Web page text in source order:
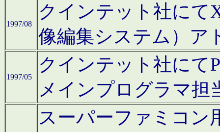
1997/08
クインテット社にて
像編集システム）ア
1997/05
クインテット社にて
メインプログラマ担
スーパーファミコン